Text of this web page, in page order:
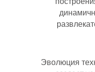
Эволюция